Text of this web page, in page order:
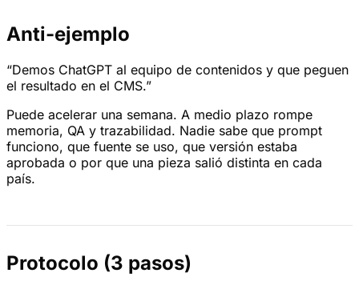
Anti-ejemplo
“Demos ChatGPT al equipo de contenidos y que peguen
el resultado en el CMS.”
Puede acelerar una semana. A medio plazo rompe
memoria, QA y trazabilidad. Nadie sabe que prompt
funciono, que fuente se uso, que versión estaba
aprobada o por que una pieza salió distinta en cada
país.
Protocolo (3 pasos)